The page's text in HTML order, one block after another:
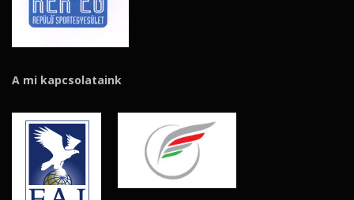
A mi kapcsolataink